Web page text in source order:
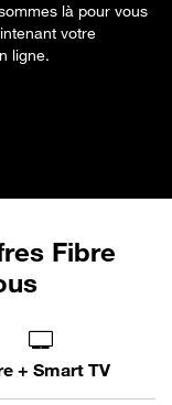
là pour vous
votre
ligne.
Fibre
+ Smart TV